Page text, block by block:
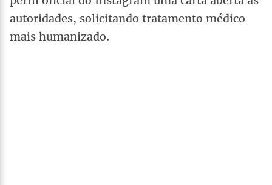
autoridades, solicitando tratamento médico
mais humanizado.